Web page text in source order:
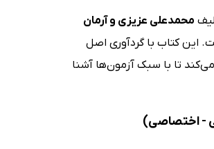
محمدعلی عزیزی و آرمان
این کتاب با گردآوری اصل
تا با سبک آزمون‌ها آشنا
- اختصاصی)